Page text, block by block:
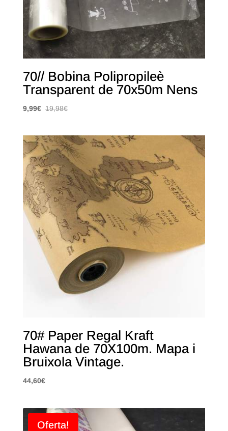
70// Bobina Polipropileè
Transparent de 70x50m Nens
9,99€ 19,98€
70# Paper Regal Kraft
Hawana de 70X100m. Mapa i
Bruixola Vintage.
44,60€
Oferta!